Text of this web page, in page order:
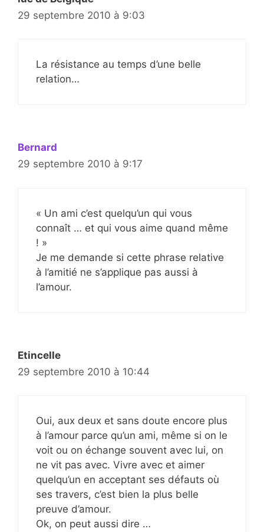
29 septembre 2010 à 9:03
La résistance au temps d’une belle
relation…
Bernard
29 septembre 2010 à 9:17
« Un ami c’est quelqu’un qui vous
connaît … et qui vous aime quand même
! »
Je me demande si cette phrase relative
à l’amitié ne s’applique pas aussi à
l’amour.
Etincelle
29 septembre 2010 à 10:44
Oui, aux deux et sans doute encore plus
à l’amour parce qu’un ami, même si on le
voit ou on échange souvent avec lui, on
ne vit pas avec. Vivre avec et aimer
quelqu’un en acceptant ses défauts où
ses travers, c’est bien la plus belle
preuve d’amour.
Ok, on peut aussi dire …